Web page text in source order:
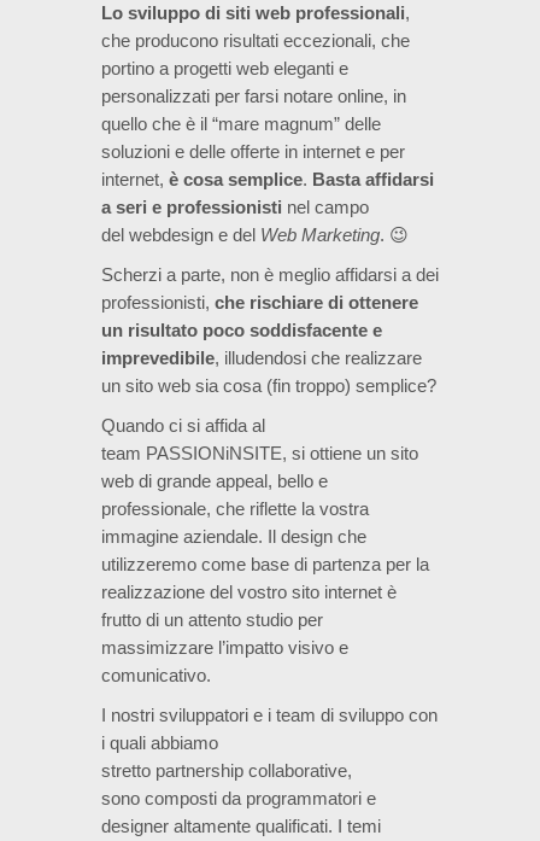
Lo sviluppo di siti web professionali,
che producono risultati eccezionali, che
portino a progetti web eleganti e
personalizzati per farsi notare online, in
quello che è il “mare magnum” delle
soluzioni e delle offerte in internet e per
internet, è cosa semplice. Basta affidarsi
a seri e professionisti nel campo
del webdesign e del Web Marketing. 😉
Scherzi a parte, non è meglio affidarsi a dei
professionisti, che rischiare di ottenere
un risultato poco soddisfacente e
imprevedibile, illudendosi che realizzare
un sito web sia cosa (fin troppo) semplice?
Quando ci si affida al
team PASSIONiNSITE, si ottiene un sito
web di grande appeal, bello e
professionale, che riflette la vostra
immagine aziendale. Il design che
utilizzeremo come base di partenza per la
realizzazione del vostro sito internet è
frutto di un attento studio per
massimizzare l’impatto visivo e
comunicativo.
I nostri sviluppatori e i team di sviluppo con
i quali abbiamo
stretto partnership collaborative,
sono composti da programmatori e
designer altamente qualificati. I temi